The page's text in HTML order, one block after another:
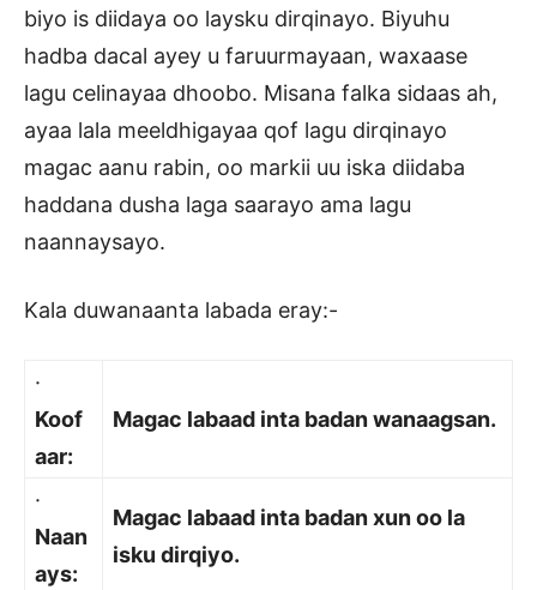
biyo is diidaya oo laysku dirqinayo. Biyuhu
hadba dacal ayey u faruurmayaan, waxaase
lagu celinayaa dhoobo. Misana falka sidaas ah,
ayaa lala meeldhigayaa qof lagu dirqinayo
magac aanu rabin, oo markii uu iska diidaba
haddana dusha laga saarayo ama lagu
naannaysayo.
Kala duwanaanta labada eray:-
·
Koof
aar:
Magac labaad inta badan wanaagsan.
·
Naan
ays:
Magac labaad inta badan xun oo la
isku dirqiyo.